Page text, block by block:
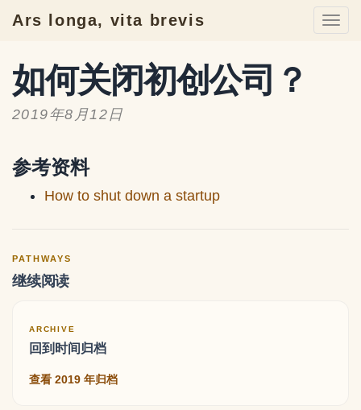
Ars longa, vita brevis
如何关闭初创公司？
2019年8月12日
参考资料
How to shut down a startup
PATHWAYS
继续阅读
ARCHIVE
回到时间归档
查看 2019 年归档